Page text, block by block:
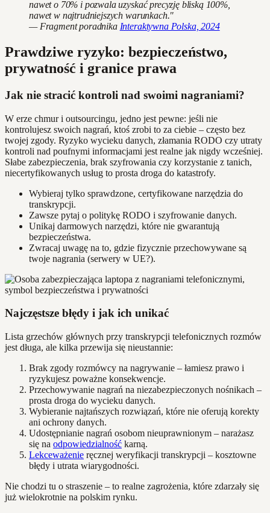
nawet o 70% i pozwala uzyskać precyzję bliską 100%,
nawet w najtrudniejszych warunkach."
— Fragment poradnika Interaktywna Polska, 2024
Prawdziwe ryzyko: bezpieczeństwo,
prywatność i granice prawa
Jak nie stracić kontroli nad swoimi nagraniami?
W erze chmur i outsourcingu, jedno jest pewne: jeśli nie
kontrolujesz swoich nagrań, ktoś zrobi to za ciebie – często bez
twojej zgody. Ryzyko wycieku danych, złamania RODO czy utraty
kontroli nad poufnymi informacjami jest realne jak nigdy wcześniej.
Słabe zabezpieczenia, brak szyfrowania czy korzystanie z tanich,
niecertyfikowanych usług to prosta droga do katastrofy.
Wybieraj tylko sprawdzone, certyfikowane narzędzia do
transkrypcji.
Zawsze pytaj o politykę RODO i szyfrowanie danych.
Unikaj darmowych narzędzi, które nie gwarantują
bezpieczeństwa.
Zwracaj uwagę na to, gdzie fizycznie przechowywane są
twoje nagrania (serwery w UE?).
Najczęstsze błędy i jak ich unikać
Lista grzechów głównych przy transkrypcji telefonicznych rozmów
jest długa, ale kilka przewija się nieustannie:
Brak zgody rozmówcy na nagrywanie – łamiesz prawo i
ryzykujesz poważne konsekwencje.
Przechowywanie nagrań na niezabezpieczonych nośnikach –
prosta droga do wycieku danych.
Wybieranie najtańszych rozwiązań, które nie oferują korekty
ani ochrony danych.
Udostępnianie nagrań osobom nieuprawnionym – narażasz
się na odpowiedzialność karną.
Lekceważenie ręcznej weryfikacji transkrypcji – kosztowne
błędy i utrata wiarygodności.
Nie chodzi tu o straszenie – to realne zagrożenia, które zdarzały się
już wielokrotnie na polskim rynku.